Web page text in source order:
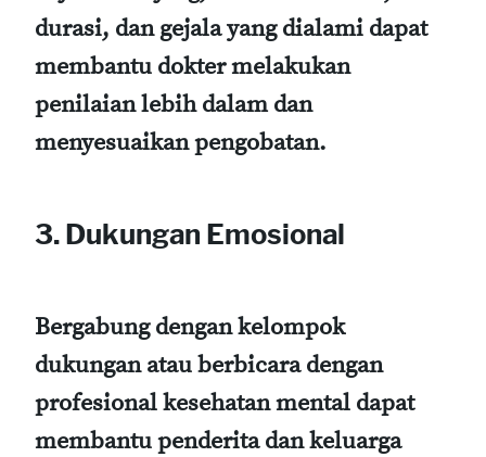
durasi, dan gejala yang dialami dapat
membantu dokter melakukan
penilaian lebih dalam dan
menyesuaikan pengobatan.
3. Dukungan Emosional
Bergabung dengan kelompok
dukungan atau berbicara dengan
profesional kesehatan mental dapat
membantu penderita dan keluarga